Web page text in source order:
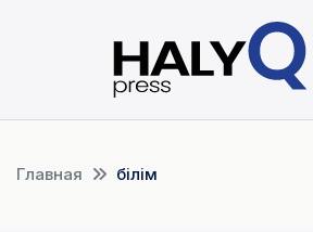
Главная білім